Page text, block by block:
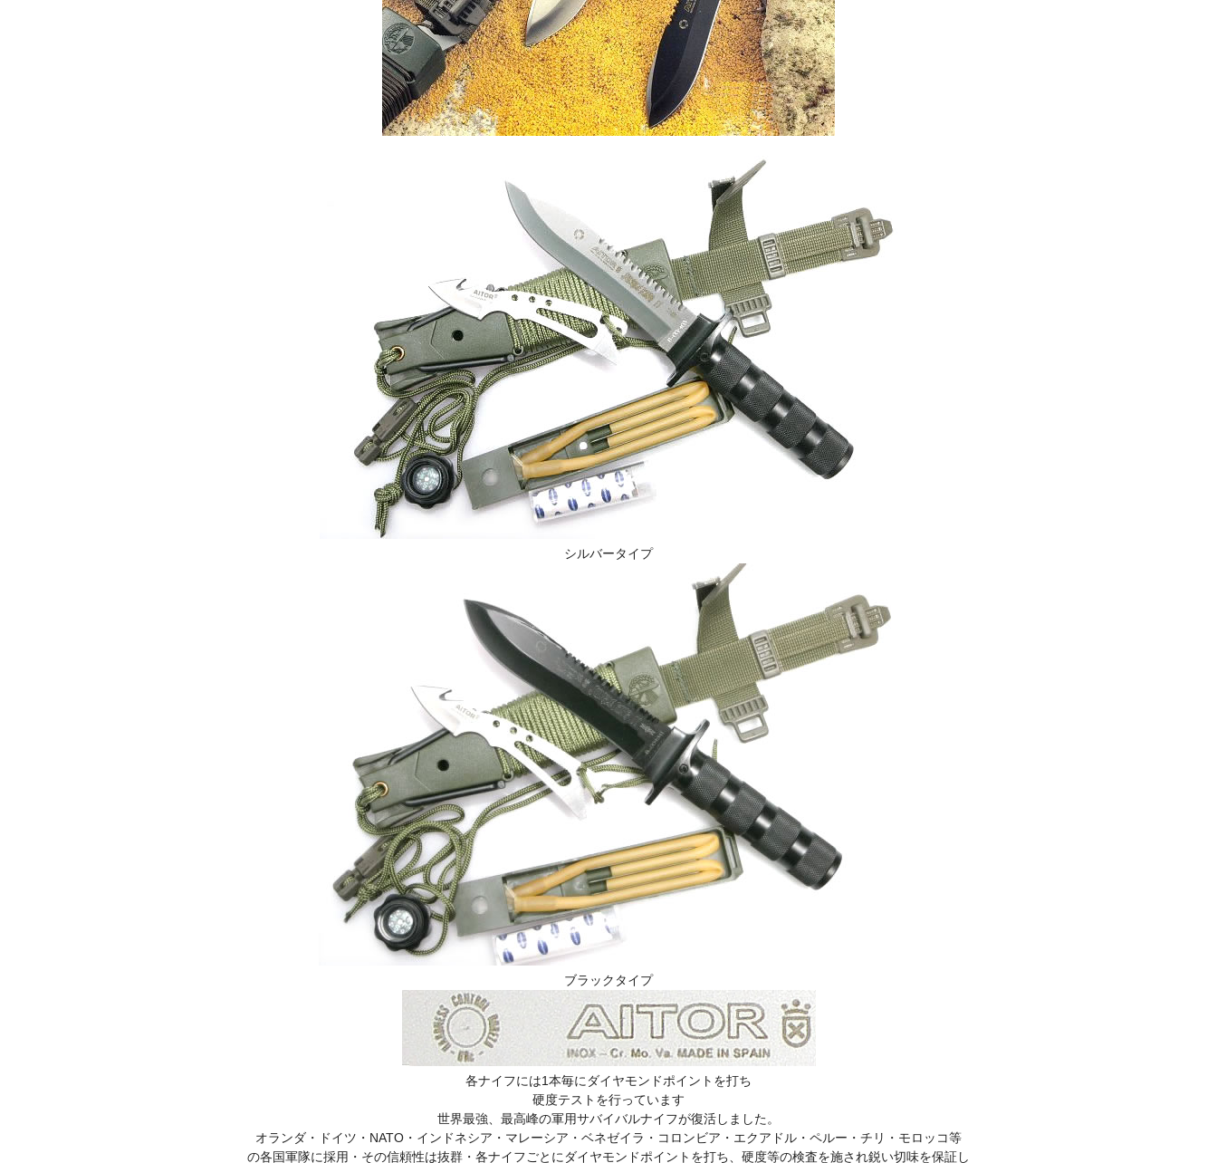
シルバータイプ
ブラックタイプ
各ナイフには1本毎にダイヤモンドポイントを打ち
硬度テストを行っています
世界最強、最高峰の軍用サバイバルナイフが復活しました。
オランダ・ドイツ・NATO・インドネシア・マレーシア・ベネゼイラ・コロンビア・エクアドル・ペルー・チリ・モロッコ等
の各国軍隊に採用・その信頼性は抜群・各ナイフごとにダイヤモンドポイントを打ち、硬度等の検査を施され鋭い切味を保証し